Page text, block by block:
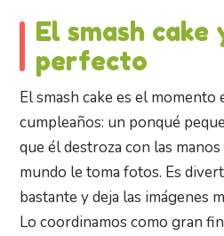
El smash cake
perfecto
El smash cake es el
cumpleaños: un ponqué
que él destroza con las
mundo le toma fotos. Es
bastante y deja las imágenes
Lo coordinamos como gran